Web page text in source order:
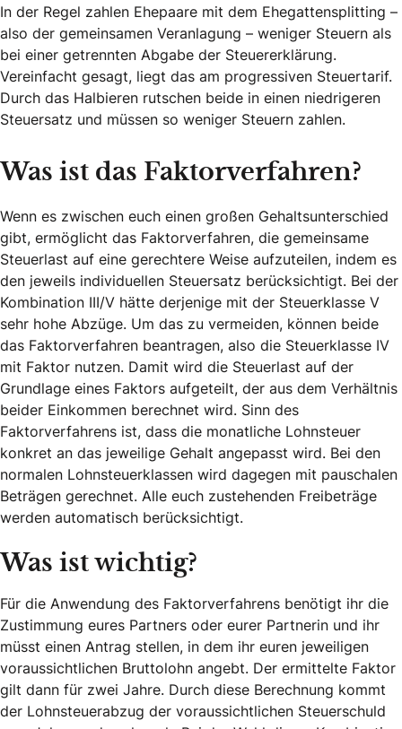
In der Regel zahlen Ehepaare mit dem Ehegattensplitting –
also der gemeinsamen Veranlagung – weniger Steuern als
bei einer getrennten Abgabe der Steuererklärung.
Vereinfacht gesagt, liegt das am progressiven Steuertarif.
Durch das Halbieren rutschen beide in einen niedrigeren
Steuersatz und müssen so weniger Steuern zahlen.
Was ist das Faktorverfahren?
Wenn es zwischen euch einen großen Gehaltsunterschied
gibt, ermöglicht das Faktorverfahren, die gemeinsame
Steuerlast auf eine gerechtere Weise aufzuteilen, indem es
den jeweils individuellen Steuersatz berücksichtigt. Bei der
Kombination III/V hätte derjenige mit der Steuerklasse V
sehr hohe Abzüge. Um das zu vermeiden, können beide
das Faktorverfahren beantragen, also die Steuerklasse IV
mit Faktor nutzen. Damit wird die Steuerlast auf der
Grundlage eines Faktors aufgeteilt, der aus dem Verhältnis
beider Einkommen berechnet wird. Sinn des
Faktorverfahrens ist, dass die monatliche Lohnsteuer
konkret an das jeweilige Gehalt angepasst wird. Bei den
normalen Lohnsteuerklassen wird dagegen mit pauschalen
Beträgen gerechnet. Alle euch zustehenden Freibeträge
werden automatisch berücksichtigt.
Was ist wichtig?
Für die Anwendung des Faktorverfahrens benötigt ihr die
Zustimmung eures Partners oder eurer Partnerin und ihr
müsst einen Antrag stellen, in dem ihr euren jeweiligen
voraussichtlichen Bruttolohn angebt. Der ermittelte Faktor
gilt dann für zwei Jahre. Durch diese Berechnung kommt
der Lohnsteuerabzug der voraussichtlichen Steuerschuld